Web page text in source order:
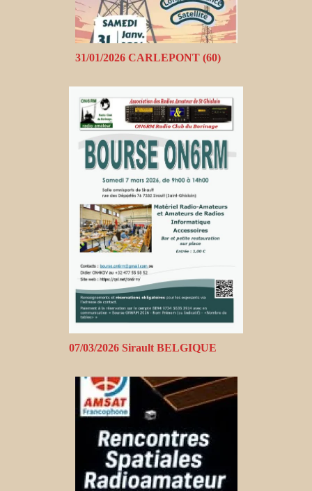
31/01/2026 CARLEPONT (60)
07/03/2026 Sirault BELGIQUE